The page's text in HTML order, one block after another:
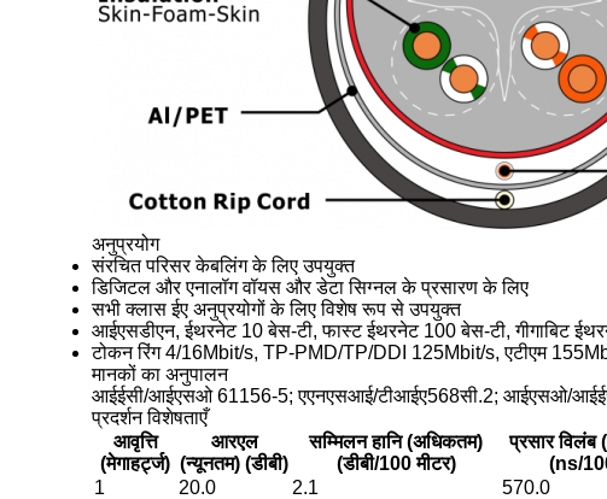
अनुप्रयोग
संरचित परिसर केबलिंग के लिए उपयुक्त
डिजिटल और एनालॉग वॉयस और डेटा सिग्नल के प्रसारण के लिए
सभी क्लास ईए अनुप्रयोगों के लिए विशेष रूप से उपयुक्त
आईएसडीएन, ईथरनेट 10 बेस-टी, फास्ट ईथरनेट 100 बेस-टी, गीगाबिट
टोकन रिंग 4/16Mbit/s, TP-PMD/TP/DDI 125Mbit/s, एटीएम
मानकों का अनुपालन
आईईसी/आईएसओ 61156-5; एएनएसआई/टीआईए568सी.2; आईएसओ/
प्रदर्शन विशेषताएँ
आवृत्ति
(मेगाहर्ट्ज)
आरएल
(न्यूनतम) (डीबी)
सम्मिलन हानि (अधिकतम)
(डीबी/100 मीटर)
प्रसार विलंब
(ns/
1
20.0 2.1 570.0